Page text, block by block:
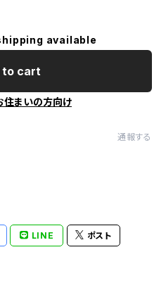
available
to cart
住まいの方向け
通報する
LINE ポスト